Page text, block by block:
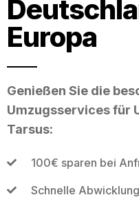
Europa
Genießen Sie die
Umzugsservices für
Tarsus:
100€ sparen bei
Schnelle